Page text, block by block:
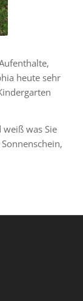
heute sehr
was Sie